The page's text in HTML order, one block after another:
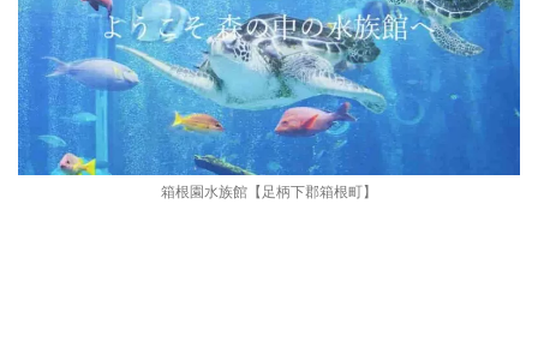
箱根園水族館【足柄下郡箱根町】